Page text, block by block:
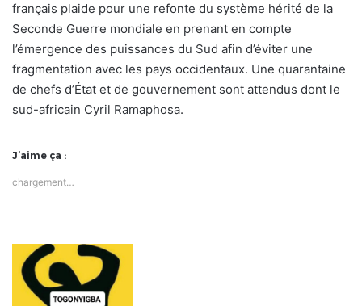
français plaide pour une refonte du système hérité de la
Seconde Guerre mondiale en prenant en compte
l’émergence des puissances du Sud afin d’éviter une
fragmentation avec les pays occidentaux. Une quarantaine
de chefs d’État et de gouvernement sont attendus dont le
sud-africain Cyril Ramaphosa.
J’aime ça :
chargement…